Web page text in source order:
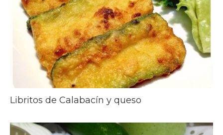
Libritos de Calabacín y queso